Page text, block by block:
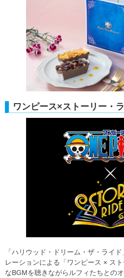
ワンピース×ストーリー・
「ハリウッド・ドリーム・ザ・ライ
レーションによる「ワンピース × ス
なBGMを聴きながらルフィたちとの